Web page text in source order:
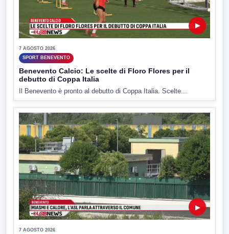
▶
7 AGOSTO 2026
SPORT BENEVENTO
Benevento Calcio: Le scelte di Floro Flores per il
debutto di Coppa Italia
Il Benevento è pronto al debutto di Coppa Italia. Scelte...
▶
7 AGOSTO 2026